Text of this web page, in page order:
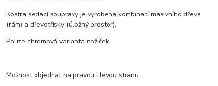
Kostra sedací soupravy je vyrobena kombinací masivního dřeva
(rám) a dřevotřísky (úložný prostor).
Pouze chromová varianta nožiček.
Možnost objednat na pravou i levou stranu.